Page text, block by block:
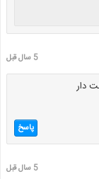
5 سال قبل
دار
پاسخ
5 سال قبل